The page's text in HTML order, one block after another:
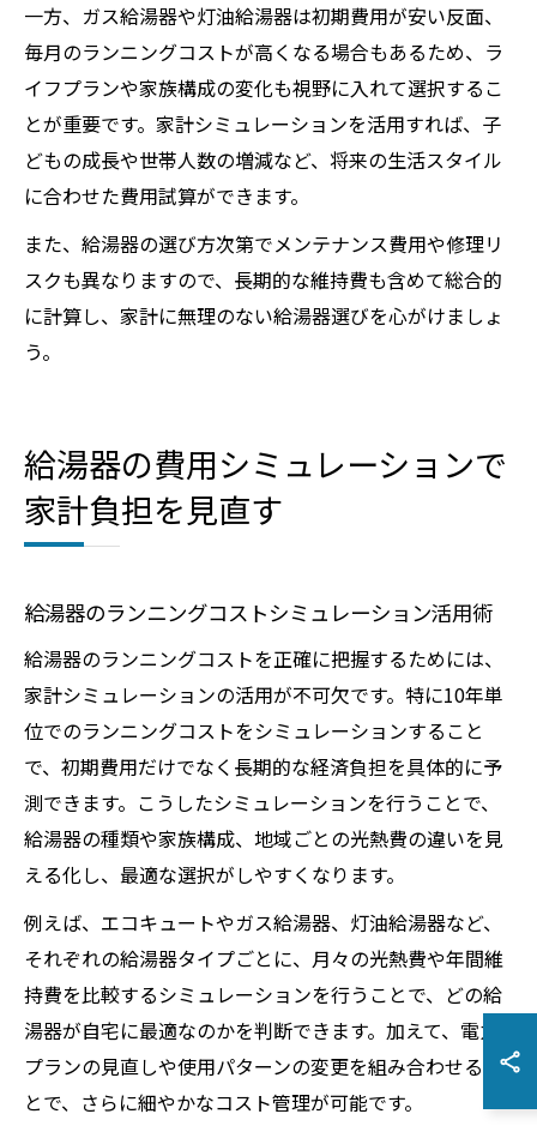
一方、ガス給湯器や灯油給湯器は初期費用が安い反面、
毎月のランニングコストが高くなる場合もあるため、ラ
イフプランや家族構成の変化も視野に入れて選択するこ
とが重要です。家計シミュレーションを活用すれば、子
どもの成長や世帯人数の増減など、将来の生活スタイル
に合わせた費用試算ができます。
また、給湯器の選び方次第でメンテナンス費用や修理リ
スクも異なりますので、長期的な維持費も含めて総合的
に計算し、家計に無理のない給湯器選びを心がけましょ
う。
給湯器の費用シミュレーションで
家計負担を見直す
給湯器のランニングコストシミュレーション活用術
給湯器のランニングコストを正確に把握するためには、
家計シミュレーションの活用が不可欠です。特に10年単
位でのランニングコストをシミュレーションすること
で、初期費用だけでなく長期的な経済負担を具体的に予
測できます。こうしたシミュレーションを行うことで、
給湯器の種類や家族構成、地域ごとの光熱費の違いを見
える化し、最適な選択がしやすくなります。
例えば、エコキュートやガス給湯器、灯油給湯器など、
それぞれの給湯器タイプごとに、月々の光熱費や年間維
持費を比較するシミュレーションを行うことで、どの給
湯器が自宅に最適なのかを判断できます。加えて、電力
プランの見直しや使用パターンの変更を組み合わせるこ
とで、さらに細やかなコスト管理が可能です。